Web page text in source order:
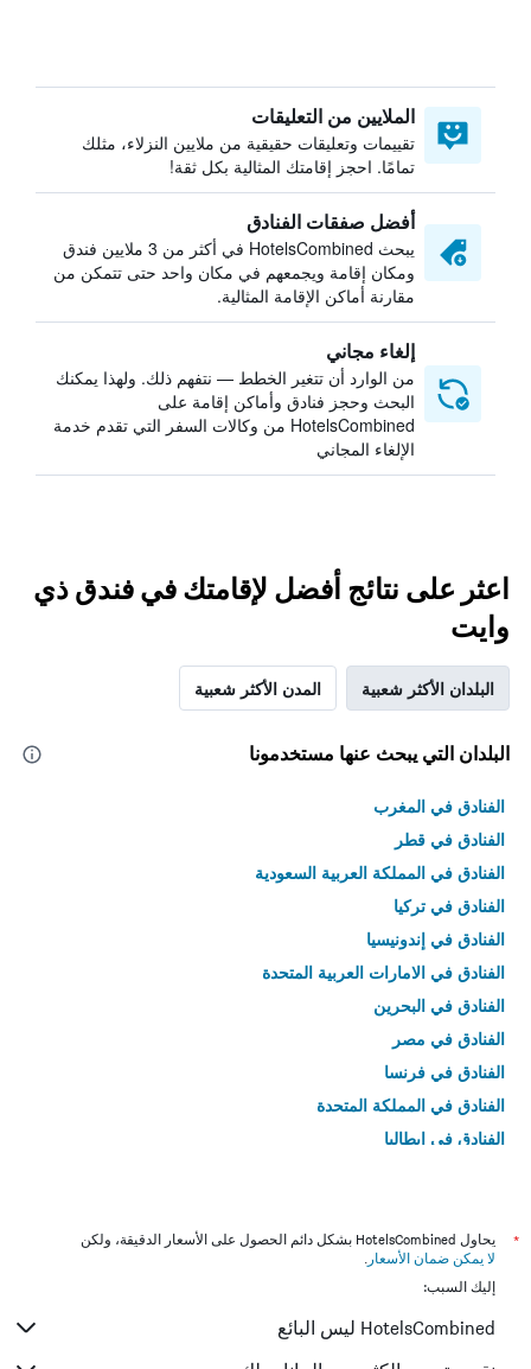
الملايين من التعليقات
تقييمات وتعليقات حقيقية من ملايين النزلاء، مثلك
تمامًا. احجز إقامتك المثالية بكل ثقة!
أفضل صفقات الفنادق
يبحث HotelsCombined في أكثر من 3 ملايين فندق
ومكان إقامة ويجمعهم في مكان واحد حتى تتمكن من
مقارنة أماكن الإقامة المثالية.
إلغاء مجاني
من الوارد أن تتغير الخطط — نتفهم ذلك. ولهذا يمكنك
البحث وحجز فنادق وأماكن إقامة على
HotelsCombined من وكالات السفر التي تقدم خدمة
الإلغاء المجاني
اعثر على نتائج أفضل لإقامتك في فندق ذي
وايت
البلدان الأكثر شعبية المدن الأكثر شعبية
البلدان التي يبحث عنها مستخدمونا
الفنادق في المغرب
الفنادق في قطر
الفنادق في المملكة العربية السعودية
الفنادق في تركيا
الفنادق في إندونيسيا
الفنادق في الامارات العربية المتحدة
الفنادق في البحرين
الفنادق في مصر
الفنادق في فرنسا
الفنادق في المملكة المتحدة
الفنادق في إيطاليا
*
يحاول HotelsCombined بشكل دائم الحصول على الأسعار الدقيقة، ولكن
لا يمكن ضمان الأسعار .
إليك السبب:
HotelsCombined ليس البائع